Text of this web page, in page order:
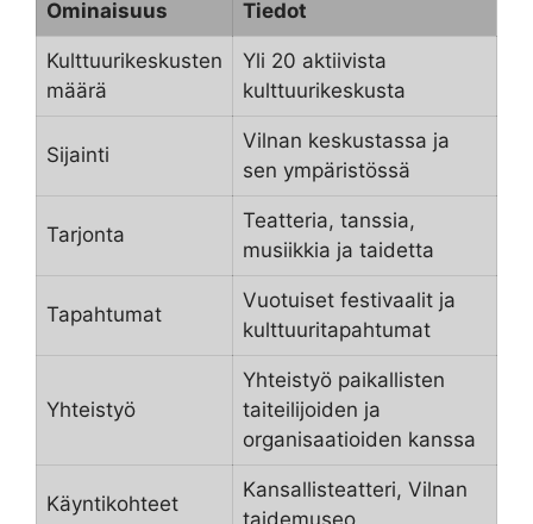
Ominaisuus Tiedot
Kulttuurikeskusten
määrä
Yli 20 aktiivista
kulttuurikeskusta
Sijainti
Vilnan keskustassa ja
sen ympäristössä
Tarjonta
Teatteria, tanssia,
musiikkia ja taidetta
Tapahtumat
Vuotuiset festivaalit ja
kulttuuritapahtumat
Yhteistyö
Yhteistyö paikallisten
taiteilijoiden ja
organisaatioiden kanssa
Käyntikohteet
Kansallisteatteri, Vilnan
taidemuseo